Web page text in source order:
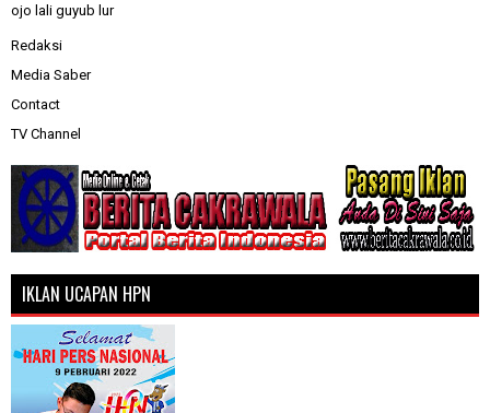
ojo lali guyub lur
Redaksi
Media Saber
Contact
TV Channel
IKLAN UCAPAN HPN